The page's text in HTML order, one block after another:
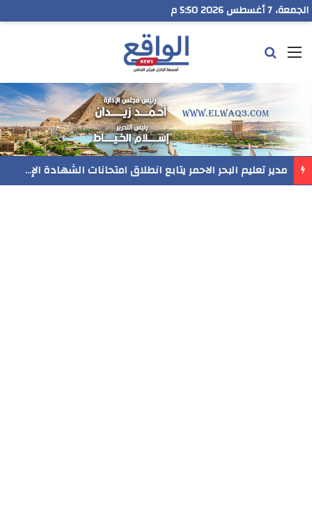
الجمعة، 7 أغسطس 2026 5:50 م
القائمة
رسميا..فيلم المنير ينافس في مهرجان Follow Your Heart بنيويورك